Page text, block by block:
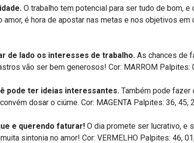
O trabalho tem potencial para ser tudo de bom,
é hora de apostar nas metas e nos objetivos em
de lado os interesses de trabalho. As chances de
vão ser bem generosos! Cor: MARROM Palpites:
pode ter ideias interessantes. Também pode fazer
dosar o ciúme. Cor: MAGENTA Palpites: 36, 45,
e querendo faturar! O dia promete ser lucrativo, e
sintonia no amor! Cor: VERMELHO Palpites: 46,